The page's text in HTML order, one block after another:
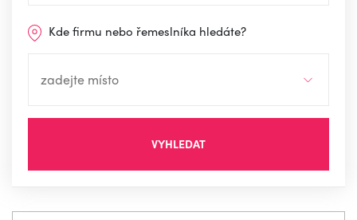
Kde firmu nebo řemeslníka hledáte?
VYHLEDAT